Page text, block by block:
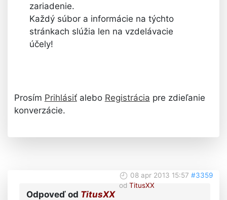
zariadenie.
Každý súbor a informácie na týchto
stránkach slúžia len na vzdelávacie
účely!
Prosím Prihlásiťalebo Registrácia pre zdieľanie
konverzácie.
08 apr 2013 15:57 #3359
odTitusXX
Odpoveď od TitusXX